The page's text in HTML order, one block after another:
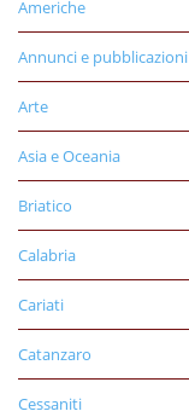
Americhe
Annunci e pubblicazioni
Arte
Asia e Oceania
Briatico
Calabria
Cariati
Catanzaro
Cessaniti